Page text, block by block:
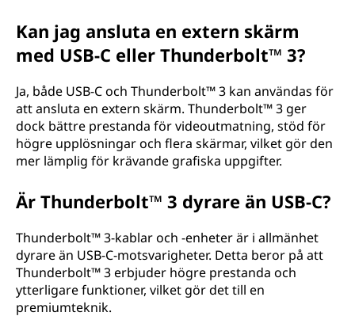
Kan jag ansluta en extern skärm
med USB-C eller Thunderbolt™ 3?
Ja, både USB-C och Thunderbolt™ 3 kan användas för
att ansluta en extern skärm. Thunderbolt™ 3 ger
dock bättre prestanda för videoutmatning, stöd för
högre upplösningar och flera skärmar, vilket gör den
mer lämplig för krävande grafiska uppgifter.
Är Thunderbolt™ 3 dyrare än USB-C?
Thunderbolt™ 3-kablar och -enheter är i allmänhet
dyrare än USB-C-motsvarigheter. Detta beror på att
Thunderbolt™ 3 erbjuder högre prestanda och
ytterligare funktioner, vilket gör det till en
premiumteknik.